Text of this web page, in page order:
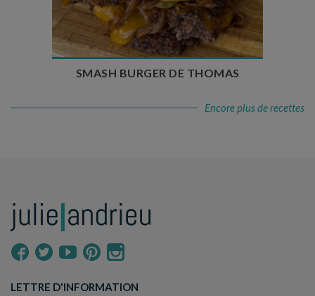
Temps de cuisson : 5 à 10 min
Nombre de couverts : 4
SMASH BURGER DE THOMAS
Encore plus de recettes
LETTRE D'INFORMATION